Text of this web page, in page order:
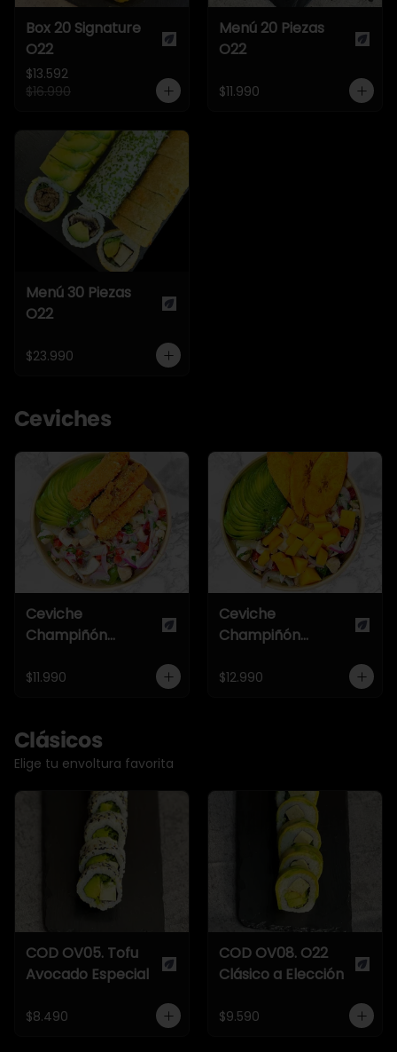
Box 20 Signature
O22
$13.592
$16.990
Menú 20 Piezas
O22
$11.990
Menú 30 Piezas
O22
$23.990
Ceviches
Ceviche
Champiñón
$11.990
Ceviche
Champiñón
$12.990
Clásicos
Elige tu envoltura favorita
COD OV05. Tofu
Avocado Especial
$8.490
COD OV08. O22
Clásico a Elección
$9.590